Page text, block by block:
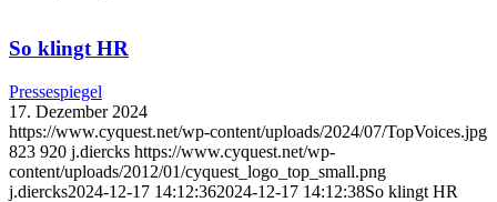
So klingt HR
Pressespiegel
17. Dezember 2024
https://www.cyquest.net/wp-content/uploads/2024/07/TopVoices.jpg
823 920 j.diercks https://www.cyquest.net/wp-
content/uploads/2012/01/cyquest_logo_top_small.png
j.diercks2024-12-17 14:12:362024-12-17 14:12:38So klingt HR